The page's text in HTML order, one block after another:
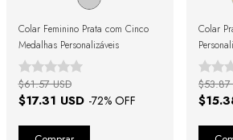
Colar Feminino Prata com Cinco
Medalhas Personalizáveis
$17.31 USD -72% OFF
$61.57 USD
Colar
$53.87